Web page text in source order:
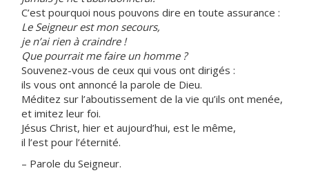
C’est pourquoi nous pouvons dire en toute assurance :
Le Seigneur est mon secours,
je n’ai rien à craindre !
Que pourrait me faire un homme ?
Souvenez-vous de ceux qui vous ont dirigés :
ils vous ont annoncé la parole de Dieu.
Méditez sur l’aboutissement de la vie qu’ils ont menée,
et imitez leur foi.
Jésus Christ, hier et aujourd’hui, est le même,
il l’est pour l’éternité.
– Parole du Seigneur.